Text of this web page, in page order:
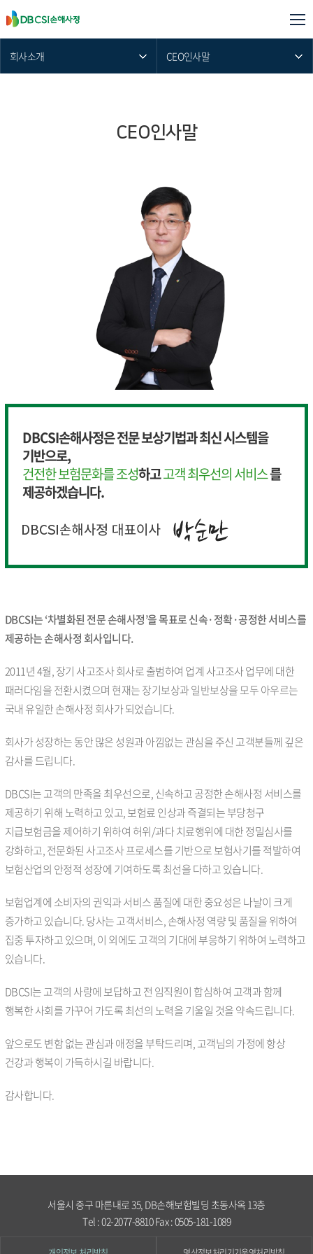
회사소개 CEO인사말
CEO인사말
DBCSI손해사정은 전문 보상기법과 최신 시스템을
기반으로,
건전한 보험문화를 조성하고고객 최우선의 서비스를
제공하겠습니다.
DBCSI는 ‘차별화된 전문 손해사정’을 목표로 신속·정확·공정한 서비스를
제공하는 손해사정 회사입니다.
2011년 4월, 장기 사고조사 회사로 출범하여 업계 사고조사 업무에 대한
패러다임을 전환시켰으며 현재는 장기보상과 일반보상을 모두 아우르는
국내 유일한 손해사정 회사가 되었습니다.
회사가 성장하는 동안 많은 성원과 아낌없는 관심을 주신 고객분들께 깊은
감사를 드립니다.
DBCSI는 고객의 만족을 최우선으로, 신속하고 공정한 손해사정 서비스를
제공하기 위해 노력하고 있고, 보험료 인상과 즉결되는 부당청구
지급보험금을 제어하기 위하여 허위/과다 치료행위에 대한 정밀심사를
강화하고, 전문화된 사고조사 프로세스를 기반으로 보험사기를 적발하여
보험산업의 안정적 성장에 기여하도록 최선을 다하고 있습니다.
보험업계에 소비자의 권익과 서비스 품질에 대한 중요성은 나날이 크게
증가하고 있습니다. 당사는 고객서비스, 손해사정 역량 및 품질을 위하여
집중 투자하고 있으며, 이 외에도 고객의 기대에 부응하기 위하여 노력하고
있습니다.
DBCSI는 고객의 사랑에 보답하고 전 임직원이 합심하여 고객과 함께
행복한 사회를 가꾸어 가도록 최선의 노력을 기울일 것을 약속드립니다.
앞으로도 변함 없는 관심과 애정을 부탁드리며, 고객님의 가정에 항상
건강과 행복이 가득하시길 바랍니다.
감사합니다.
서울시 중구 마른내로 35, DB손해보험빌딩 초동사옥 13층
Tel : 02-2077-8810 Fax : 0505-181-1089